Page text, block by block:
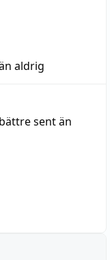
aldrig
sent än